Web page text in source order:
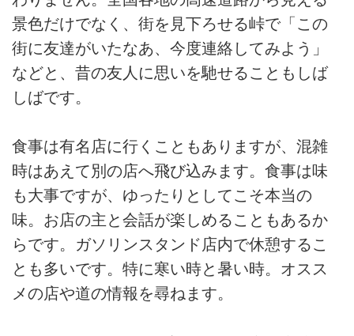
景色だけでなく、街を見下ろせる峠で「この
街に友達がいたなあ、今度連絡してみよう」
などと、昔の友人に思いを馳せることもしば
しばです。
食事は有名店に行くこともありますが、混雑
時はあえて別の店へ飛び込みます。食事は味
も大事ですが、ゆったりとしてこそ本当の
味。お店の主と会話が楽しめることもあるか
らです。ガソリンスタンド店内で休憩するこ
とも多いです。特に寒い時と暑い時。オスス
メの店や道の情報を尋ねます。